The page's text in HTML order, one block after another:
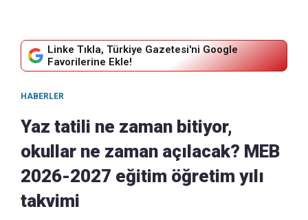
Linke Tıkla, Türkiye Gazetesi'ni Google
Favorilerine Ekle!
HABERLER
Yaz tatili ne zaman bitiyor,
okullar ne zaman açılacak? MEB
2026-2027 eğitim öğretim yılı
takvimi